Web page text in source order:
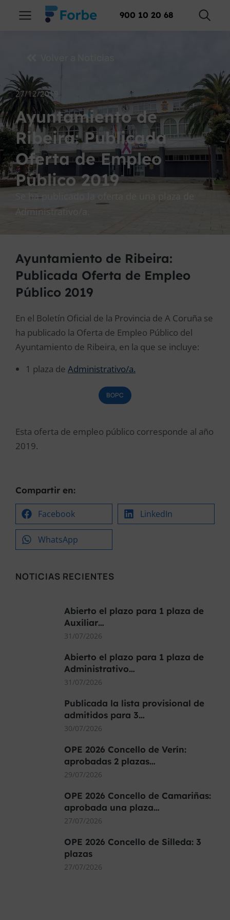
900 10 20 68
27/12/2019
Ayuntamiento de
Ribeira: Publicada
Oferta de Empleo
Público 2019
Se ha publicado la oferta de una plaza de
Administrativo/a.
Ayuntamiento de Ribeira:
Publicada Oferta de Empleo
Público 2019
En el Boletín Oficial de la Provincia de A Coruña se
ha publicado la Oferta de Empleo Público del
Ayuntamiento de Ribeira, en la que se incluye:
1 plaza de Administrativo/a.
BOPC
Esta oferta de empleo público corresponde al año
2019.
Compartir en:
Facebook LinkedIn
WhatsApp
NOTICIAS RECIENTES
Abierto el plazo para 1 plaza de
Auxiliar…
31/07/2026
Abierto el plazo para 1 plaza de
Administrativo…
31/07/2026
Publicada la lista provisional de
admitidos para 3…
30/07/2026
OPE 2026 Concello de Verín:
aprobadas 2 plazas…
29/07/2026
OPE 2026 Concello de Camariñas:
aprobada una plaza…
27/07/2026
OPE 2026 Concello de Silleda: 3
plazas
27/07/2026